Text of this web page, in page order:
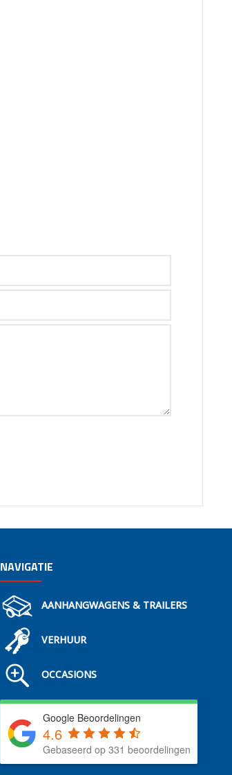
NAVIGATIE
AANHANGWAGENS & TRAILERS
VERHUUR
OCCASIONS
Google Beoordelingen
4.6
Gebaseerd op 331 beoordelingen